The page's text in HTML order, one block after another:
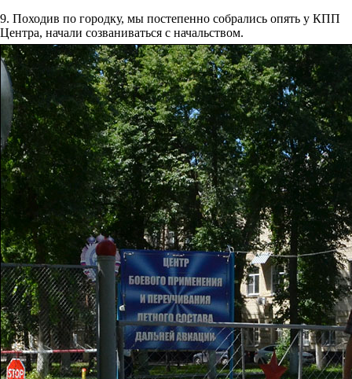
9. Походив по городку, мы постепенно собрались опять у КПП
Центра, начали созваниваться с начальством.